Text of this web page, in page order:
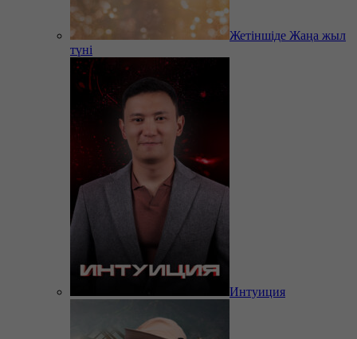
Жетіншіде Жаңа жыл
түні
Интуиция